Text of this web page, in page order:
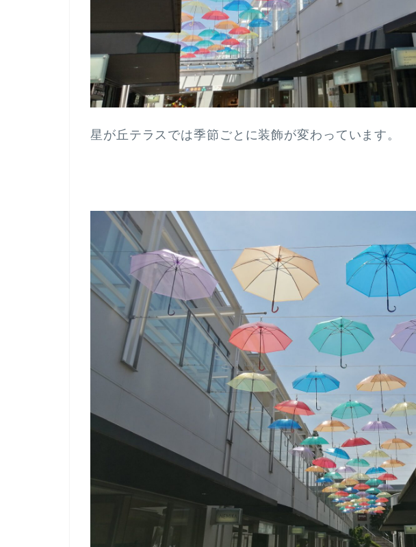
星が丘テラスでは季節ごとに装飾が変わっています。